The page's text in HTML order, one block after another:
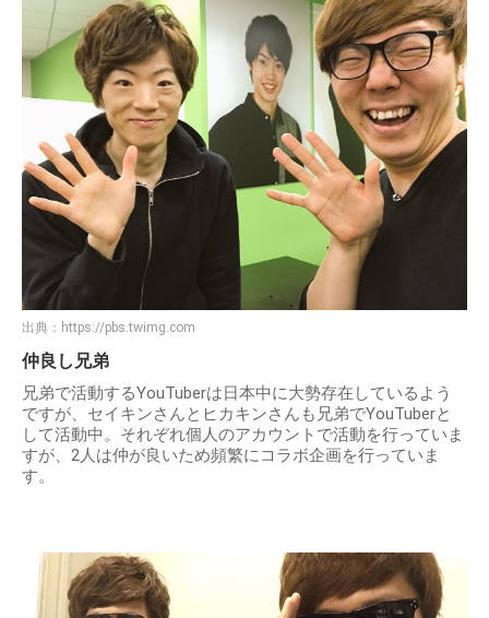
出典： https://pbs.twimg.com
仲良し兄弟
兄弟で活動するYouTuberは日本中に大勢存在しているよう
ですが、セイキンさんとヒカキンさんも兄弟でYouTuberと
して活動中。それぞれ個人のアカウントで活動を行っていま
すが、2人は仲が良いため頻繁にコラボ企画を行っていま
す。